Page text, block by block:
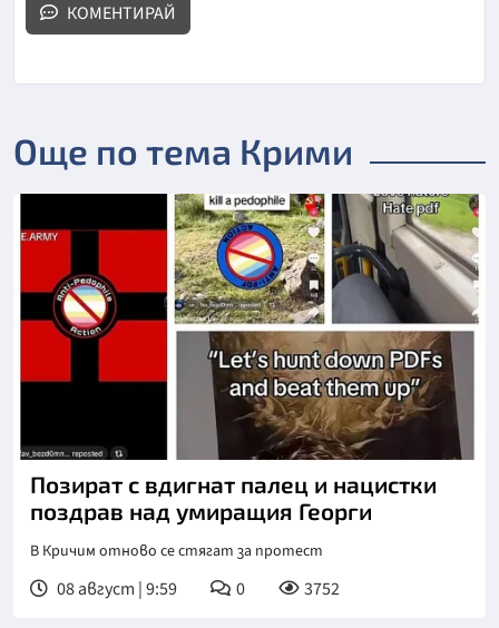
КОМЕНТИРАЙ
Още по тема Крими
Позират с вдигнат палец и нацистки
поздрав над умиращия Георги
В Кричим отново се стягат за протест
08 август | 9:59 0 3752